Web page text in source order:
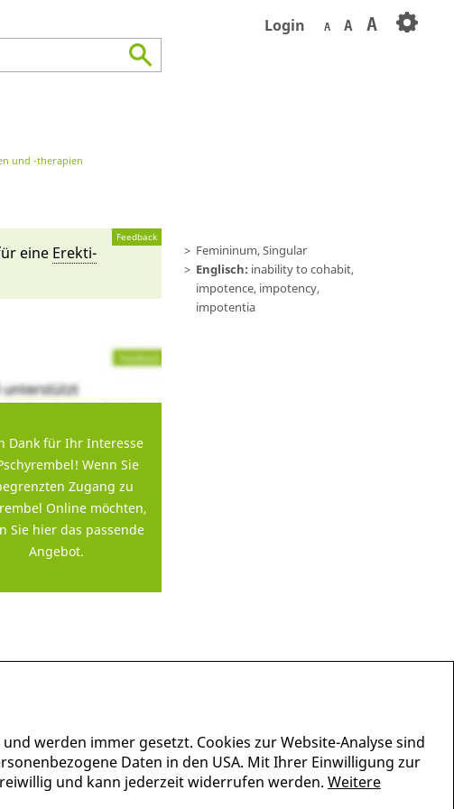
Login A A A
und -therapien
Femininum, Singular
Englisch: inability to cohabit,
impotence, impotency,
impotentia
Feedback
ei­ne Erekti­
Dank für Ihr Interesse
Wenn Sie
Zugang zu
Online möchten,
Sie hier das passende
Angebot.
werden immer gesetzt. Cookies zur Website-Analyse sind
Daten in den USA. Mit Ihrer Einwilligung zur
und kann jederzeit widerrufen werden. Weitere